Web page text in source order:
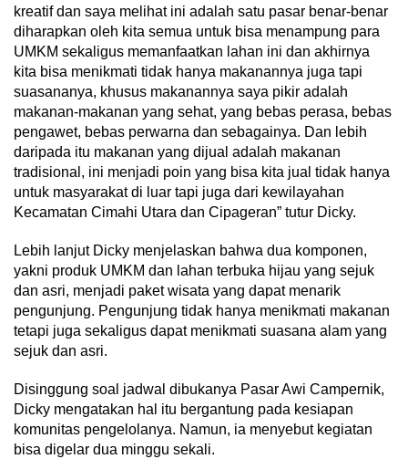
kreatif dan saya melihat ini adalah satu pasar benar-benar
diharapkan oleh kita semua untuk bisa menampung para
UMKM sekaligus memanfaatkan lahan ini dan akhirnya
kita bisa menikmati tidak hanya makanannya juga tapi
suasananya, khusus makanannya saya pikir adalah
makanan-makanan yang sehat, yang bebas perasa, bebas
pengawet, bebas perwarna dan sebagainya. Dan lebih
daripada itu makanan yang dijual adalah makanan
tradisional, ini menjadi poin yang bisa kita jual tidak hanya
untuk masyarakat di luar tapi juga dari kewilayahan
Kecamatan Cimahi Utara dan Cipageran” tutur Dicky.
Lebih lanjut Dicky menjelaskan bahwa dua komponen,
yakni produk UMKM dan lahan terbuka hijau yang sejuk
dan asri, menjadi paket wisata yang dapat menarik
pengunjung. Pengunjung tidak hanya menikmati makanan
tetapi juga sekaligus dapat menikmati suasana alam yang
sejuk dan asri.
Disinggung soal jadwal dibukanya Pasar Awi Campernik,
Dicky mengatakan hal itu bergantung pada kesiapan
komunitas pengelolanya. Namun, ia menyebut kegiatan
bisa digelar dua minggu sekali.